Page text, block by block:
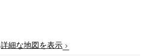
詳細な地図を表示